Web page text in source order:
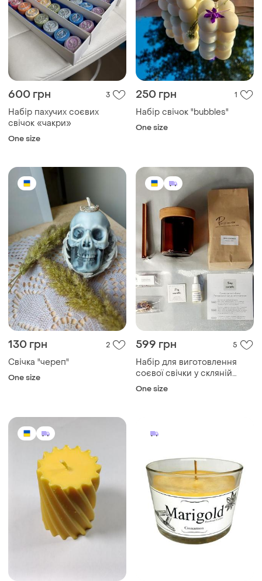
600 грн 3
Набір пахучих соєвих
свічок «чакри»
One size
250 грн 1
Набір свічок "bubbles"
One size
130 грн 2
Свічка "череп"
One size
599 грн 5
Набір для виготовлення
соєвої свічки у скляній
банці 250мл дерев'яна
One size